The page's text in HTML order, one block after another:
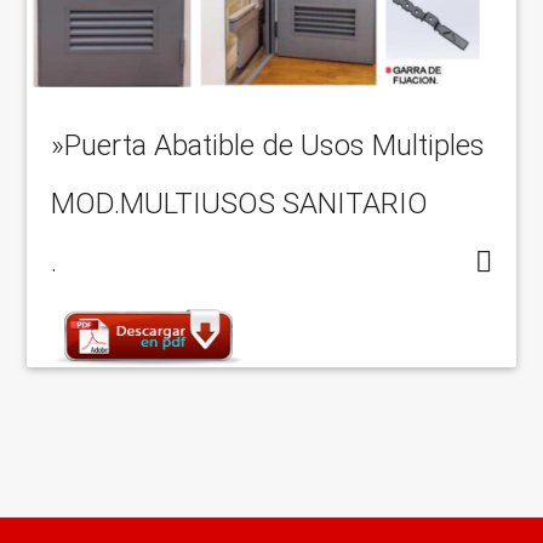
»Puerta Abatible de Usos Multiples
MOD.MULTIUSOS SANITARIO
.